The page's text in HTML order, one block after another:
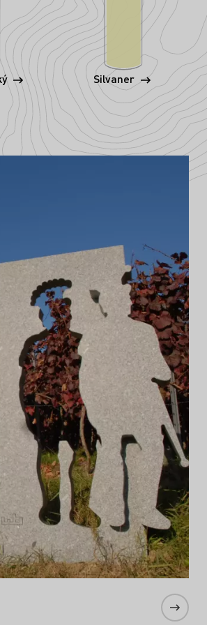
Silvaner
Bergstrasse